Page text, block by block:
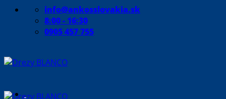
info@ankosslovakia.sk
8:00 - 16:30
0905 457 755